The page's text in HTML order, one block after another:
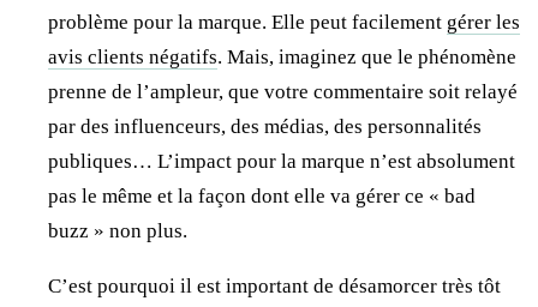
problème pour la marque. Elle peut facilement gérer les
avis clients négatifs. Mais, imaginez que le phénomène
prenne de l’ampleur, que votre commentaire soit relayé
par des influenceurs, des médias, des personnalités
publiques… L’impact pour la marque n’est absolument
pas le même et la façon dont elle va gérer ce « bad
buzz » non plus.
C’est pourquoi il est important de désamorcer très tôt